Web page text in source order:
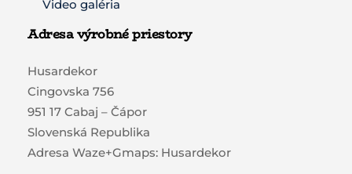
Video galéria
Adresa výrobné priestory
Husardekor
Cingovska 756
951 17 Cabaj – Čápor
Slovenská Republika
Adresa Waze+Gmaps: Husardekor